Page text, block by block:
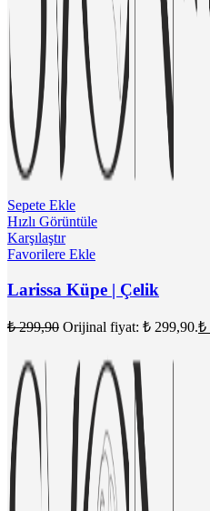
Sepete Ekle
Hızlı Görüntüle
Karşılaştır
Favorilere Ekle
Larissa Küpe | Çelik
₺299,90 Orijinal fiyat: ₺ 299,90.₺